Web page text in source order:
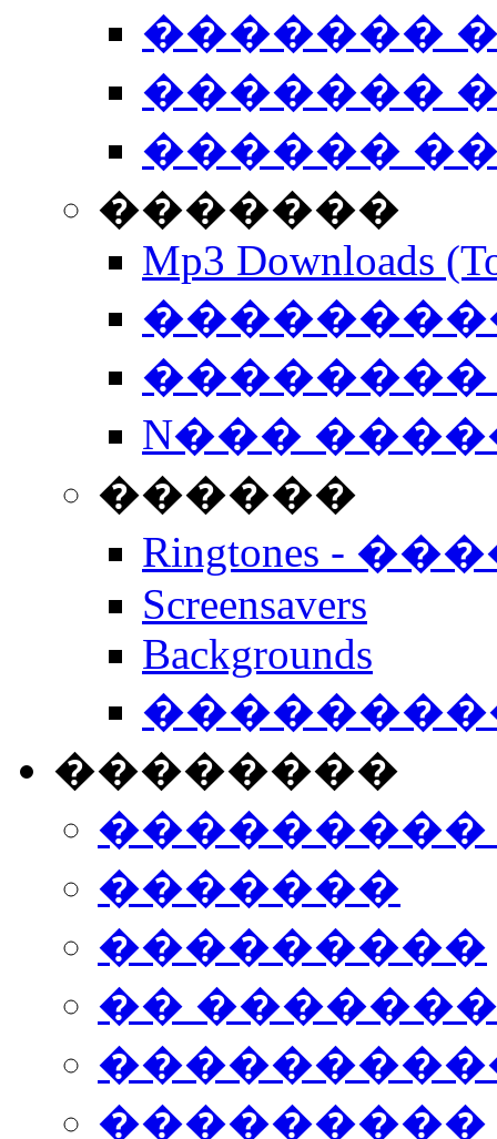
�������
�������
������
�������
Mp3 Downloads
��������
N���
������
Ringtones -
Screensavers
Backgrounds
��������
���������
�������
���������
��
���������